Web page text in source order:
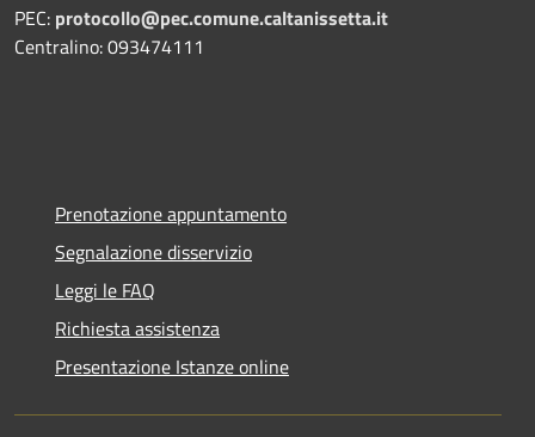
PEC: protocollo@pec.comune.caltanissetta.it
Centralino: 093474111
Prenotazione appuntamento
Segnalazione disservizio
Leggi le FAQ
Richiesta assistenza
Presentazione Istanze online